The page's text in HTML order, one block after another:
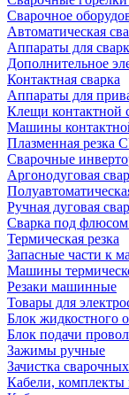
Сварочное
Автоматическая
Аппараты для
Дополнительное
Контактная сварка
Аппараты для
Клещи контактной
Машины
Плазменная резка
Сварочные
Аргонодуговая
Ручная дуговая
Сварка под
Термическая резка
Запасные части к
Машины
Резаки машинные
Товары для
Блок жидкостного
Блок подачи
Зажимы ручные
Зачистка
Кабели, комплекты